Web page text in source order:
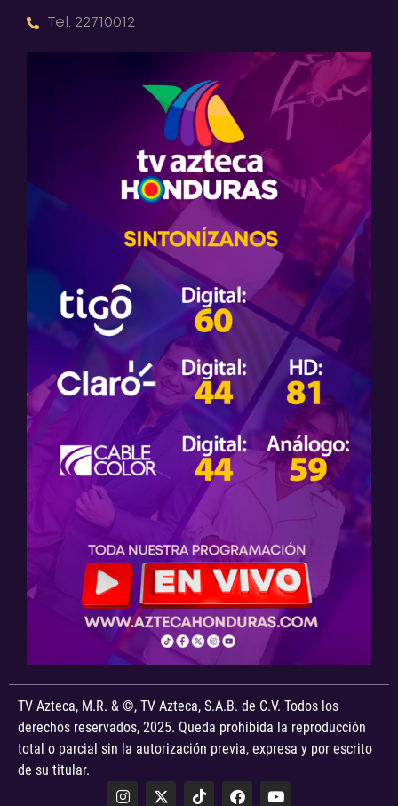
Tel: 22710012
TV Azteca, M.R. & ©, TV Azteca, S.A.B. de C.V. Todos los
derechos reservados, 2025. Queda prohibida la reproducción
total o parcial sin la autorización previa, expresa y por escrito
de su titular.